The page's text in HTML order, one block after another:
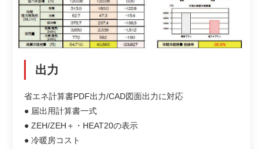
出力
省エネ計算書PDF出力/CAD図面出力に対応
● 届出用計算書一式
● ZEH/ZEH＋・HEAT20の表示
● 冷暖房コスト